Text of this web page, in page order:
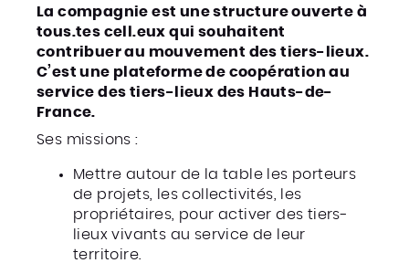
La compagnie est une structure ouverte à
tous.tes cell.eux qui souhaitent
contribuer au mouvement des tiers-lieux.
C’est une plateforme de coopération au
service des tiers-lieux des Hauts-de-
France.
Ses missions :
Mettre autour de la table les porteurs
de projets, les collectivités, les
propriétaires, pour activer des tiers-
lieux vivants au service de leur
territoire.